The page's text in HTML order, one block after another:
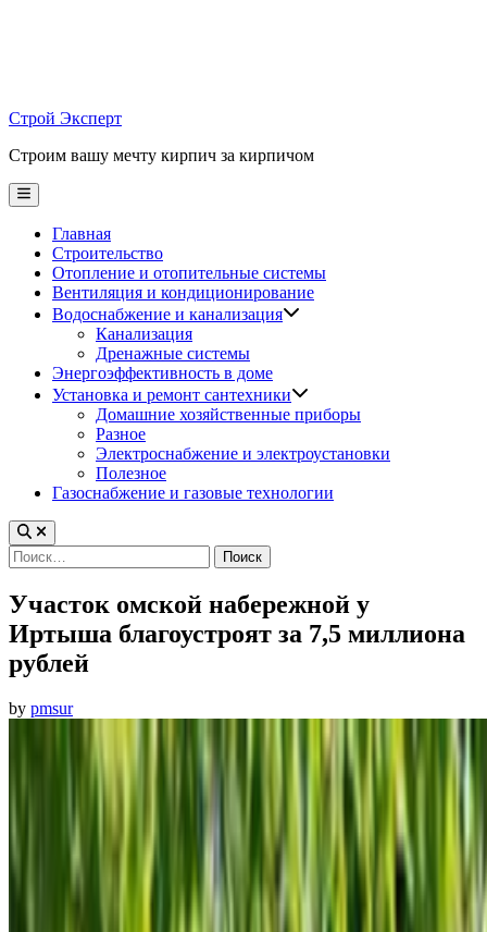
Строй Эксперт
Строим вашу мечту кирпич за кирпичом
Main
Menu
Главная
Строительство
Отопление и отопительные системы
Вентиляция и кондиционирование
Водоснабжение и канализация
Канализация
Дренажные системы
Энергоэффективность в доме
Установка и ремонт сантехники
Домашние хозяйственные приборы
Разное
Электроснабжение и электроустановки
Полезное
Газоснабжение и газовые технологии
Найти:
Участок омской набережной у
Иртыша благоустроят за 7,5 миллиона
рублей
by pmsur